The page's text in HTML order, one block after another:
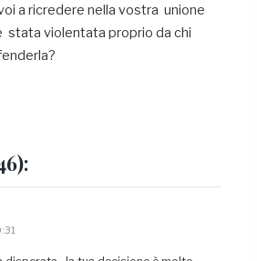
a ricredere nella vostra unione
violentata proprio da chi